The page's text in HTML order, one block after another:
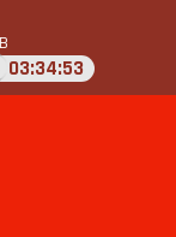
03:34:54